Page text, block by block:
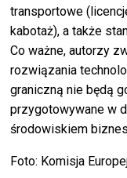
transportowe
kabotaż), a także
Co ważne, autorzy
rozwiązania
graniczną nie będą
przygotowywane w
środowiskiem
Foto: Komisja